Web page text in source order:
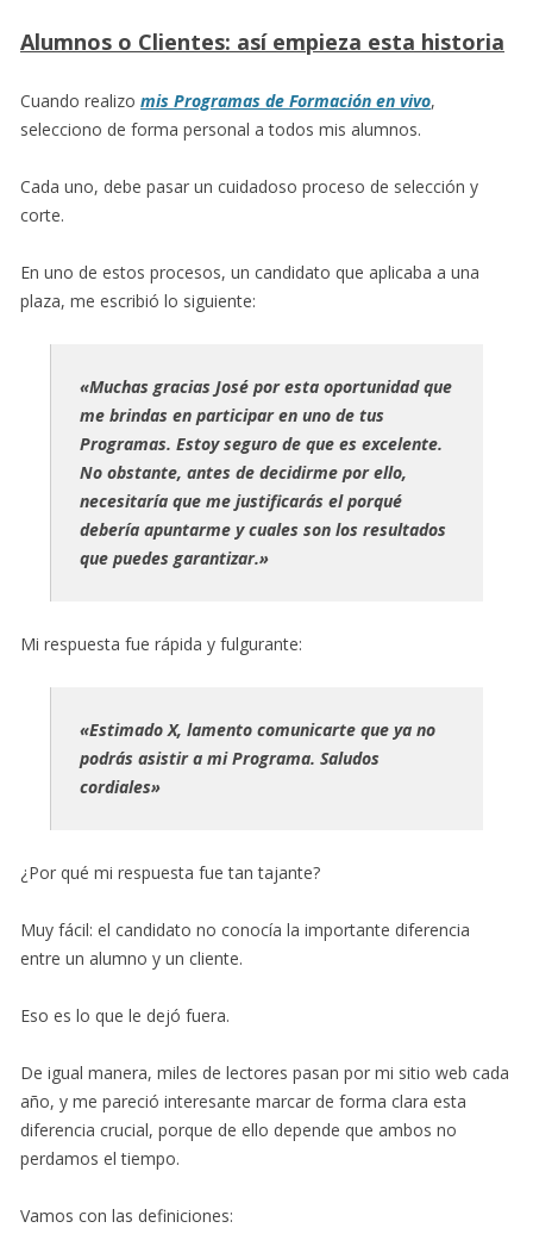
Alumnos o Clientes: así empieza esta historia
Cuando realizo mis Programas de Formación en vivo,
selecciono de forma personal a todos mis alumnos.
Cada uno, debe pasar un cuidadoso proceso de selección y
corte.
En uno de estos procesos, un candidato que aplicaba a una
plaza, me escribió lo siguiente:
«Muchas gracias José por esta oportunidad que
me brindas en participar en uno de tus
Programas. Estoy seguro de que es excelente.
No obstante, antes de decidirme por ello,
necesitaría que me justificarás el porqué
debería apuntarme y cuales son los resultados
que puedes garantizar.»
Mi respuesta fue rápida y fulgurante:
«Estimado X, lamento comunicarte que ya no
podrás asistir a mi Programa. Saludos
cordiales»
¿Por qué mi respuesta fue tan tajante?
Muy fácil: el candidato no conocía la importante diferencia
entre un alumno y un cliente.
Eso es lo que le dejó fuera.
De igual manera, miles de lectores pasan por mi sitio web cada
año, y me pareció interesante marcar de forma clara esta
diferencia crucial, porque de ello depende que ambos no
perdamos el tiempo.
Vamos con las definiciones: